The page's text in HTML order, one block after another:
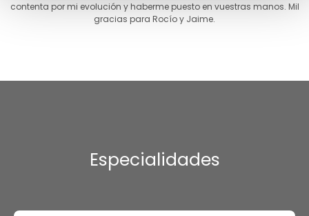
contenta por mi evolución y haberme puesto en vuestras manos. Mil
gracias para Rocío y Jaime.
Especialidades